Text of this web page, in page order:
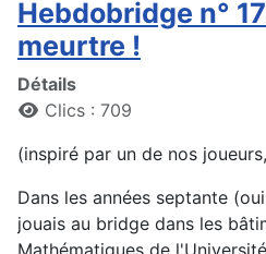
Hebdobridge n°
meurtre !
Détails
Clics : 709
(inspiré par un de nos
Dans les années septante
jouais au bridge dans les